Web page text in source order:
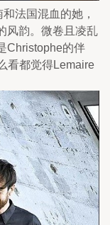
法国混血的她，
风韵。微卷且凌乱
Christophe的伴
看都觉得Lemaire